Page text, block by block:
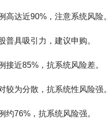
高达近90%，注意系统风险。
普具吸引力，建议申购。
接近85%，抗系统风险差。
较为分散，抗系统性风险强。
约76%，抗系统风险强。